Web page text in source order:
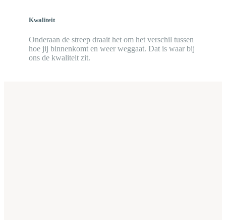
Kwaliteit
Onderaan de streep draait het om het verschil tussen
hoe jij binnenkomt en weer weggaat. Dat is waar bij
ons de kwaliteit zit.